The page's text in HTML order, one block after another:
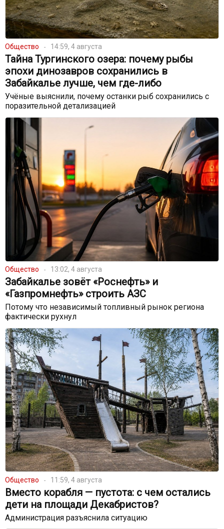
Общество 14:59, 4 августа
Тайна Тургинского озера: почему рыбы
эпохи динозавров сохранились в
Забайкалье лучше, чем где-либо
Учёные выяснили, почему останки рыб сохранились с
поразительной детализацией
Общество 13:02, 4 августа
Забайкалье зовёт «Роснефть» и
«Газпромнефть» строить АЗС
Потому что независимый топливный рынок региона
фактически рухнул
Общество 11:59, 4 августа
Вместо корабля — пустота: с чем остались
дети на площади Декабристов?
Администрация разъяснила ситуацию